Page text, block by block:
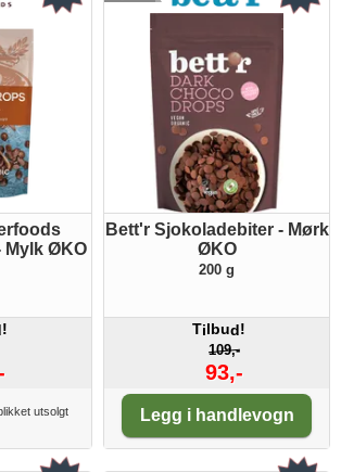
Mylk ØKO
!
utsolgt
Bett'r Sjokoladebiter - Mørk
ØKO
200 g
Tilbud!
109,-
93,-
Legg i handlevogn